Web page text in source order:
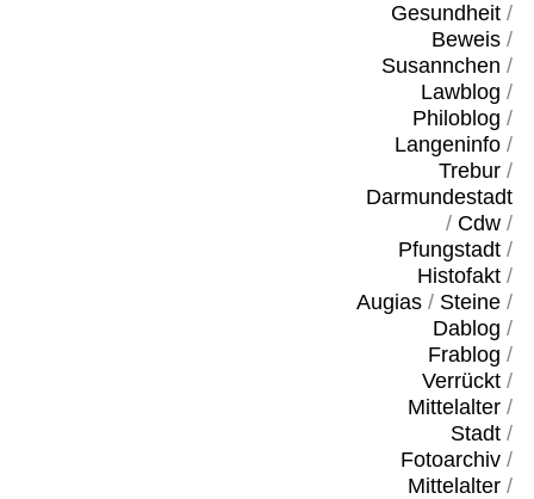
Gesundheit/
Beweis/
Susannchen /
Lawblog /
Philoblog /
Langeninfo/
Trebur/
Darmundestadt
/ Cdw/
Pfungstadt/
Histofakt/
Augias/ Steine/
Dablog /
Frablog /
Verrückt/
Mittelalter/
Stadt/
Fotoarchiv/
Mittelalter/